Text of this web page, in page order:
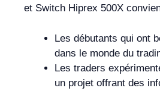
et Switch Hiprex 500X
Les débutants qui ont
dans le monde du
Les traders
un projet offrant des